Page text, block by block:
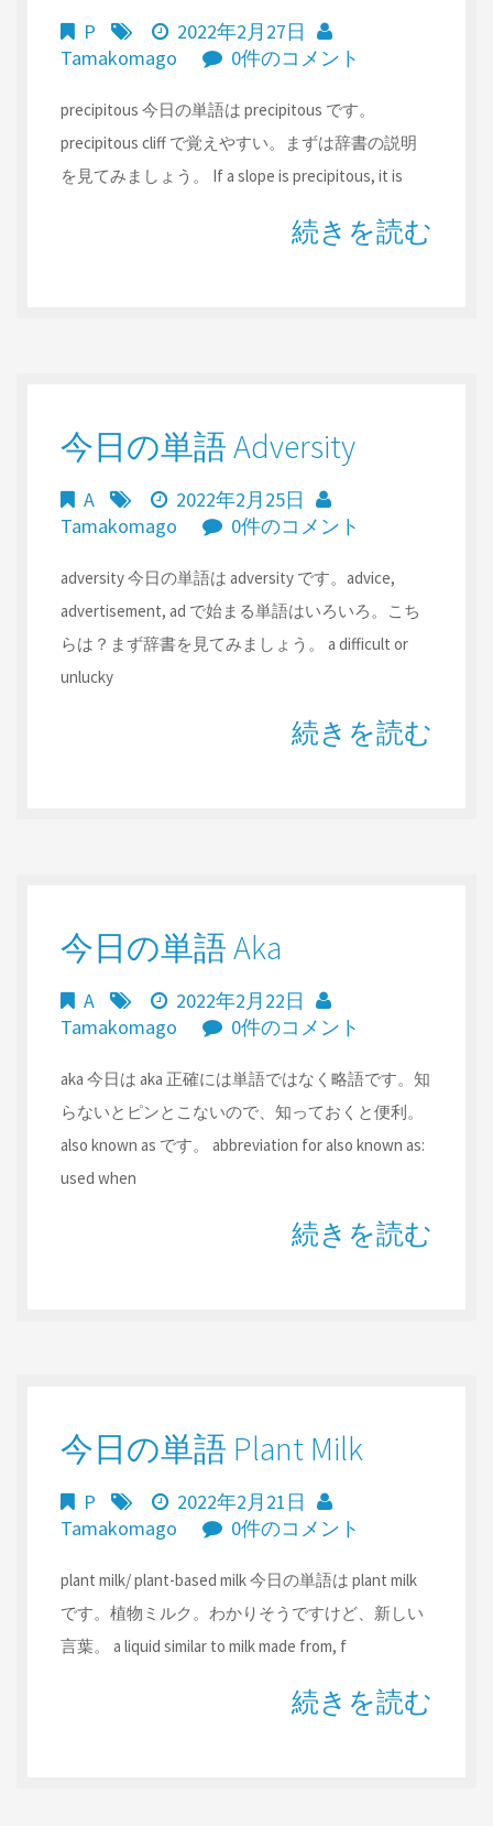
P
2022年2月27日
Tamakomago
0件のコメント
precipitous 今日の単語は precipitous です。
precipitous cliff で覚えやすい。まずは辞書の説明
を見てみましょう。 If a slope is precipitous, it is
続きを読む
今日の単語 Adversity
A
2022年2月25日
Tamakomago
0件のコメント
adversity 今日の単語は adversity です。advice,
advertisement, ad で始まる単語はいろいろ。こち
らは？まず辞書を見てみましょう。 a difficult or
unlucky
続きを読む
今日の単語 Aka
A
2022年2月22日
Tamakomago
0件のコメント
aka 今日は aka 正確には単語ではなく略語です。知
らないとピンとこないので、知っておくと便利。
also known as です。 abbreviation for also known as:
used when
続きを読む
今日の単語 Plant Milk
P
2022年2月21日
Tamakomago
0件のコメント
plant milk/ plant-based milk 今日の単語は plant milk
です。植物ミルク。わかりそうですけど、新しい
言葉。 a liquid similar to milk made from, f
続きを読む